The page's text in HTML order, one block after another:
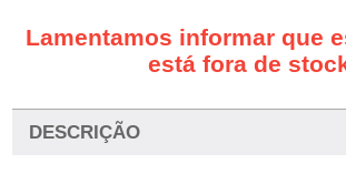
Lamentamos informar que
está fora de
DESCRIÇÃO